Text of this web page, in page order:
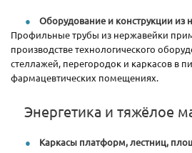
Оборудование и конструкции из
Профильные трубы из нержавейки
производстве технологического
стеллажей, перегородок и каркасов в
фармацевтических помещениях.
Энергетика и тяжёлое
Каркасы платформ, лестниц,